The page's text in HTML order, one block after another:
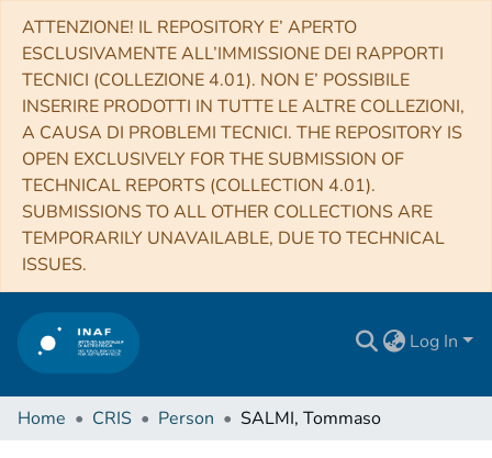
ATTENZIONE! IL REPOSITORY E’ APERTO
ESCLUSIVAMENTE ALL’IMMISSIONE DEI RAPPORTI
TECNICI (COLLEZIONE 4.01). NON E’ POSSIBILE
INSERIRE PRODOTTI IN TUTTE LE ALTRE COLLEZIONI,
A CAUSA DI PROBLEMI TECNICI. THE REPOSITORY IS
OPEN EXCLUSIVELY FOR THE SUBMISSION OF
TECHNICAL REPORTS (COLLECTION 4.01).
SUBMISSIONS TO ALL OTHER COLLECTIONS ARE
TEMPORARILY UNAVAILABLE, DUE TO TECHNICAL
ISSUES.
Log In
Home CRIS Person SALMI, Tommaso